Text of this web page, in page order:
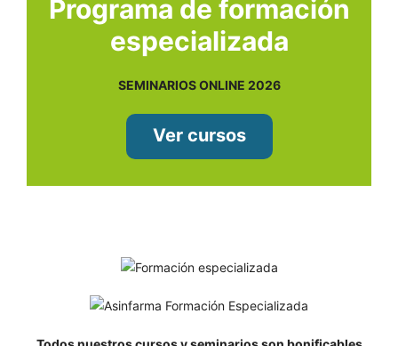
Programa de formación
especializada
SEMINARIOS ONLINE 2026
Ver cursos